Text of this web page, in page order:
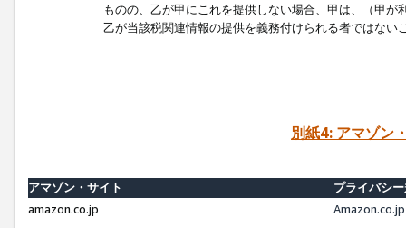
ものの、乙が甲にこれを提供しない場合、甲は、（甲
乙が当該税関連情報の提供を義務付けられる者ではな
別紙4: アマゾン
アマゾン・サイト
プライバシ
amazon.co.jp